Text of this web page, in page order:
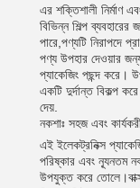
এর শক্তিশালী নির্মাণ
বিভিন্ন শিল্প
পারে,পণ্যটি নিরাপদে
পণ্য উপহার দেওয়ার
প্যাকেজিং পছন্দ করে।
একটি দুর্দান্ত বিকল্প
দেয়.
নকশাঃ সহজ এবং
এই ইলেকট্রনিক্স
পরিষ্কার এবং ন্যূনতম
উপযুক্ত করে